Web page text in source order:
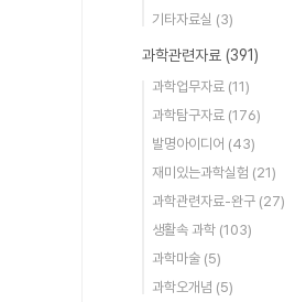
기타자료실 (3)
과학관련자료 (391)
과학업무자료 (11)
과학탐구자료 (176)
발명아이디어 (43)
재미있는과학실험 (21)
과학관련자료-완구 (27)
생활속 과학 (103)
과학마술 (5)
과학오개념 (5)